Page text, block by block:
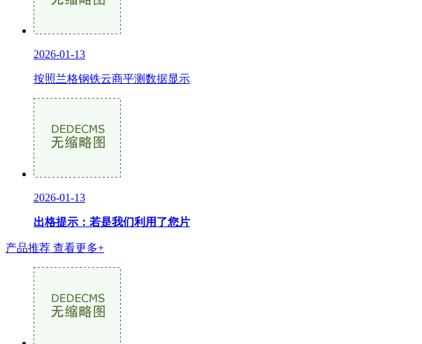
2026-01-13
按照兰格钢铁云商平测数据显示
2026-01-13
出格提示：若是我们利用了您片
产品推荐 查看更多+